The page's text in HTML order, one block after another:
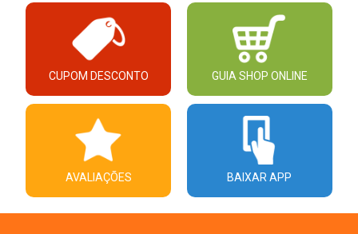
CUPOM DESCONTO GUIA SHOP ONLINE
AVALIAÇÕES BAIXAR APP